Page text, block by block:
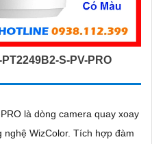
S-PV-PRO
là dòng camera quay xoay
Tích hợp đàm